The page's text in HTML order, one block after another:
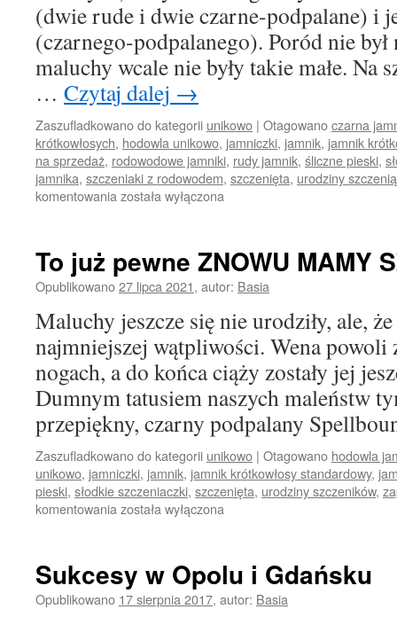
(dwie rude i dwie czarne-podpalane) i
(czarnego-podpalanego). Poród nie był
maluchy wcale nie były takie małe. Na
… Czytaj dalej →
Zaszufladkowano do kategorii unikowo | Otagowanoczarna
krótkowłosych, hodowla unikowo, jamniczki, jamnik, jamnik
na sprzedaż, rodowodowe jamniki, rudy jamnik, śliczne pieski,
jamnika, szczeniaki z rodowodem, szczenięta, urodziny
komentowania Już
szczeniaczków.
została wyłączona
To już pewne ZNOWU MAMY
Opublikowano27 lipca 2021, autor: Basia
Maluchy jeszcze się nie urodziły, ale,
najmniejszej wątpliwości. Wena powoli
nogach, a do końca ciąży zostały jej
Dumnym tatusiem naszych maleństw
przepiękny, czarny podpalany
Zaszufladkowano do kategorii unikowo | Otagowano hodowla
unikowo, jamniczki, jamnik, jamnik krótkowłosy standardowy,
pieski, słodkie szczeniaczki, szczenięta, urodziny szczeników,
komentowania To
MAMY
SZCZENIACZKI
została wyłączona
Sukcesy w Opolu i Gdańsku
Opublikowano 17 sierpnia 2017, autor: Basia